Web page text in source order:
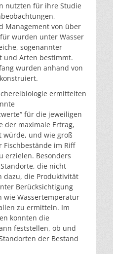
nutzten für ihre Studie
Management von über
wurden unter Wasser
sogenannter
und Arten bestimmt.
wurden anhand von
ermittelten
für die jeweiligen
der maximale Ertrag,
würde, und wie groß
Fischbestände im Riff
erzielen. Besonders
die nicht
dazu, die Produktivität
Berücksichtigung
wie Wassertemperatur
zu ermitteln. Im
konnten die
feststellen, ob und
der Bestand